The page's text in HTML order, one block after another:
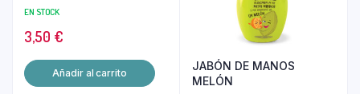
EN STOCK
3,50 €
Añadir al carrito
JABÓN DE MANOS
MELÓN